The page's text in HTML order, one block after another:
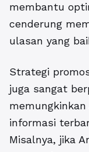
membantu
cenderung
ulasan yang
Strategi
juga sangat
informasi
Misalnya, jika